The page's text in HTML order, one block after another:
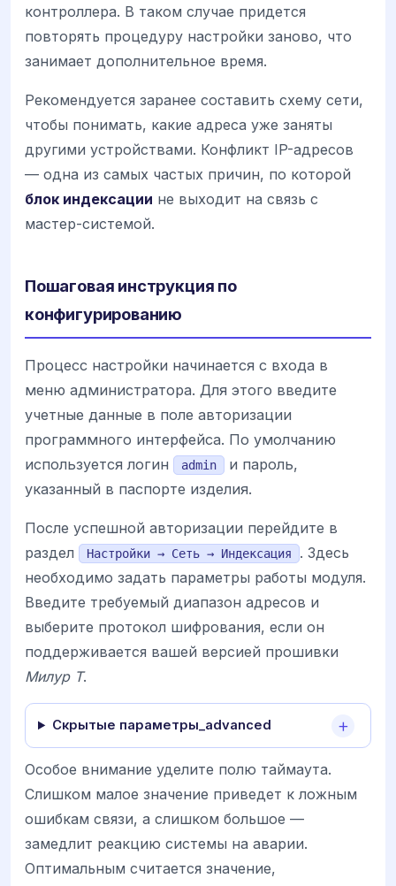
контроллера. В таком случае придется
повторять процедуру настройки заново, что
занимает дополнительное время.
Рекомендуется заранее составить схему сети,
чтобы понимать, какие адреса уже заняты
другими устройствами. Конфликт IP-адресов
— одна из самых частых причин, по которой
блок индексации не выходит на связь с
мастер-системой.
Пошаговая инструкция по
конфигурированию
Процесс настройки начинается с входа в
меню администратора. Для этого введите
учетные данные в поле авторизации
программного интерфейса. По умолчанию
используется логин
admin
и пароль,
указанный в паспорте изделия.
После успешной авторизации перейдите в
раздел
Настройки → Сеть → Индексация
. Здесь
необходимо задать параметры работы модуля.
Введите требуемый диапазон адресов и
выберите протокол шифрования, если он
поддерживается вашей версией прошивки
Милур Т.
Скрытые параметры_advanced
Особое внимание уделите полю таймаута.
Слишком малое значение приведет к ложным
ошибкам связи, а слишком большое —
замедлит реакцию системы на аварии.
Оптимальным считается значение,